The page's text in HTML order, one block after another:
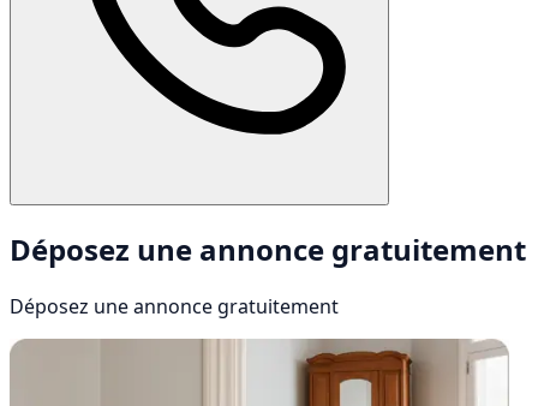
Déposez une annonce gratuitement
Déposez une annonce gratuitement